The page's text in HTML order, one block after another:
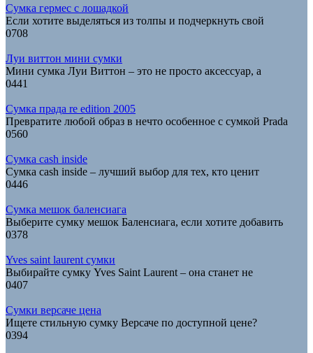
Сумка гермес с лошадкой
Если хотите выделяться из толпы и подчеркнуть свой
0708
Луи виттон мини сумки
Мини сумка Луи Виттон – это не просто аксессуар, а
0441
Сумка прада re edition 2005
Превратите любой образ в нечто особенное с сумкой Prada
0560
Сумка cash inside
Сумка cash inside – лучший выбор для тех, кто ценит
0446
Сумка мешок баленсиага
Выберите сумку мешок Баленсиага, если хотите добавить
0378
Yves saint laurent сумки
Выбирайте сумку Yves Saint Laurent – она станет не
0407
Сумки версаче цена
Ищете стильную сумку Версаче по доступной цене?
0394